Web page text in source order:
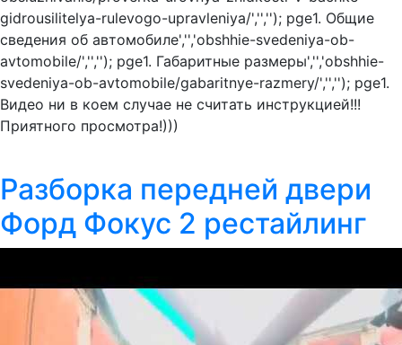
gidrousilitelya-rulevogo-upravleniya/','',''); pge1. Общие
сведения об автомобиле','','obshhie-svedeniya-ob-
avtomobile/','',''); pge1. Габаритные размеры','','obshhie-
svedeniya-ob-avtomobile/gabaritnye-razmery/','',''); pge1.
Видео ни в коем случае не считать инструкцией!!!
Приятного просмотра!)))
Разборка передней двери
Форд Фокус 2 рестайлинг